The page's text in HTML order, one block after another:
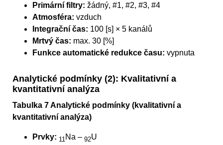
Primární filtry: žádný, #1, #2, #3, #4
Atmosféra: vzduch
Integrační čas: 100 [s] × 5 kanálů
Mrtvý čas: max. 30 [%]
Funkce automatické redukce času: vypnuta
Analytické podmínky (2): Kvalitativní a
kvantitativní analýza
Tabulka 7 Analytické podmínky (kvalitativní a
kvantitativní analýza)
Prvky: 11Na – 92U